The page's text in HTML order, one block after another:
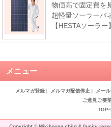
物価高で固定費を
超軽量ソーラーパ
【HESTAソーラー】
メニュー
メルマガ登録 | メルマガ配信停止 | メー
ご意見ご要
TOP